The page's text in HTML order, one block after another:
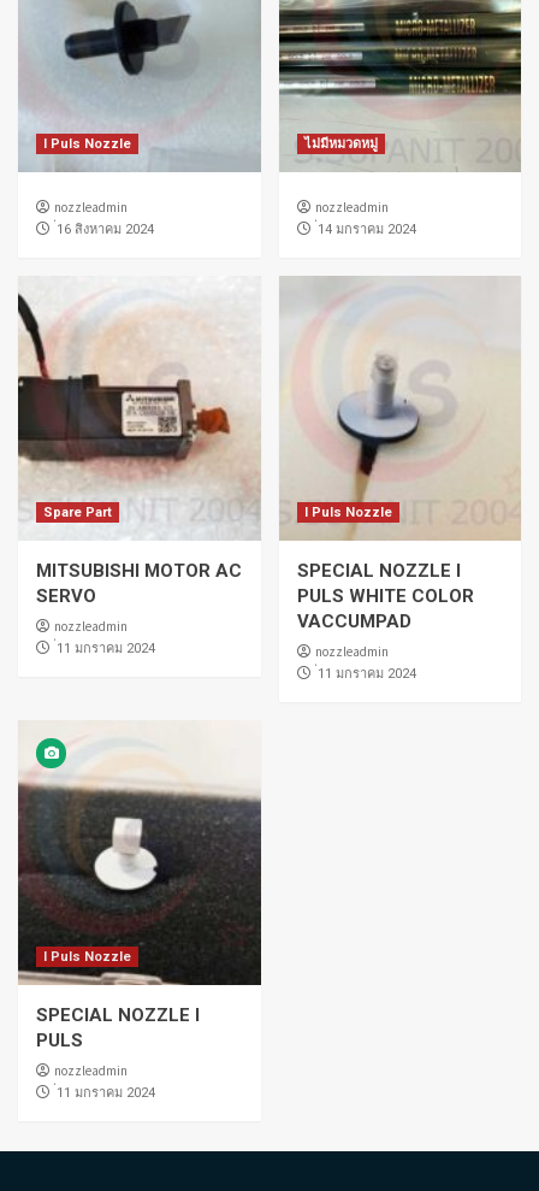
I Puls Nozzle
nozzleadmin
่16 สิงหาคม 2024
ไม่มีหมวดหมู่
nozzleadmin
่14 มกราคม 2024
Spare Part
MITSUBISHI MOTOR AC
SERVO
nozzleadmin
่11 มกราคม 2024
I Puls Nozzle
SPECIAL NOZZLE I
PULS WHITE COLOR
VACCUMPAD
nozzleadmin
่11 มกราคม 2024
I Puls Nozzle
SPECIAL NOZZLE I
PULS
nozzleadmin
่11 มกราคม 2024